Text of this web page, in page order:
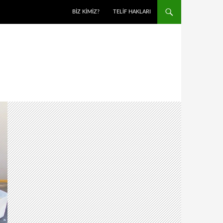
BIZ KIMIZ? TELIF HAKLARI